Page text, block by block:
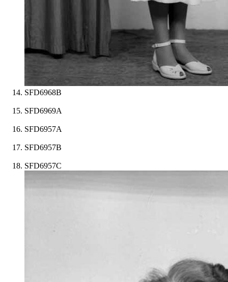
SFD6968B
SFD6969A
SFD6957A
SFD6957B
SFD6957C